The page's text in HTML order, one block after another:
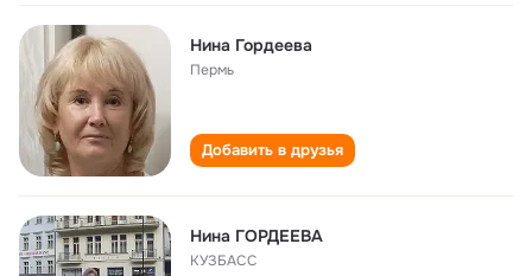
Нина Гордеева
Пермь
Добавить в друзья
Нина ГОРДЕЕВА
КУЗБАСС